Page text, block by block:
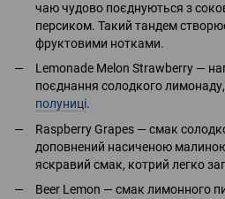
чаю чудово поєднуються з
персиком. Такий тандем
фруктовими нотками.
Lemonade Melon Strawberry —
поєднання солодкого лимонаду,
полуниці.
Raspberry Grapes — смак
доповнений насиченою
яскравий смак, котрий легко
Beer Lemon — смак лимонного